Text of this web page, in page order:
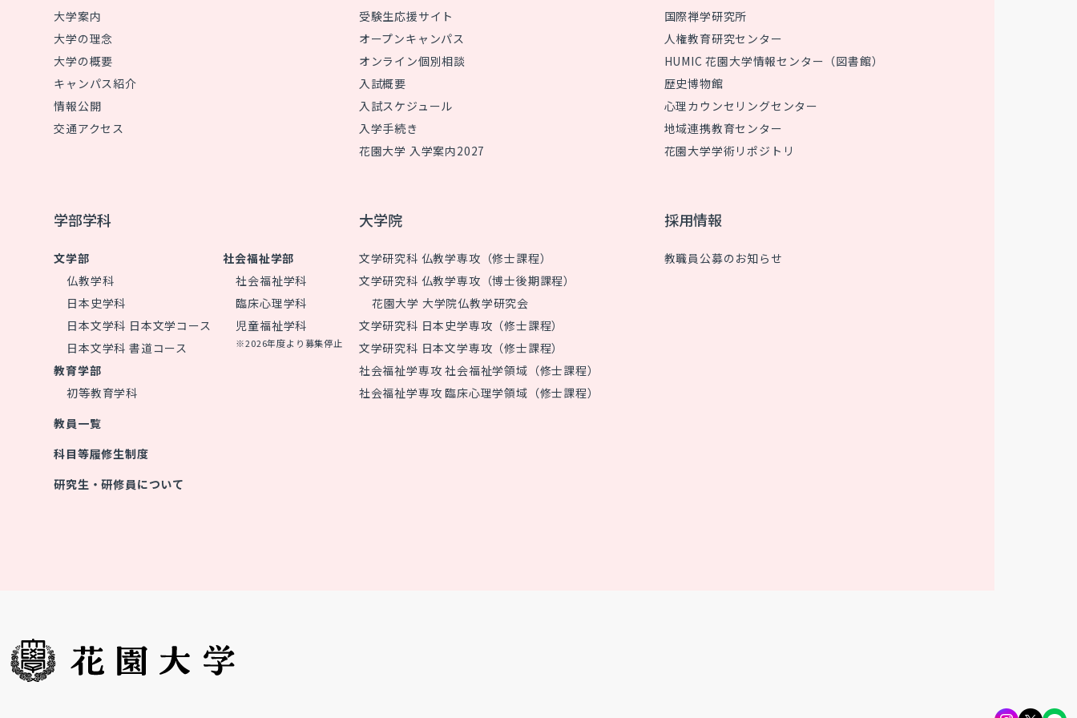
大学案内
大学の理念
大学の概要
キャンパス紹介
情報公開
交通アクセス
受験生応援サイト
オープンキャンパス
オンライン個別相談
入試概要
入試スケジュール
入学手続き
花園大学 入学案内2027
国際禅学研究所
人権教育研究センター
HUMIC 花園大学情報センター（図書館）
歴史博物館
心理カウンセリングセンター
地域連携教育センター
花園大学学術リポジトリ
学部学科
文学部
仏教学科
日本史学科
日本文学科 日本文学コース
日本文学科 書道コース
社会福祉学部
社会福祉学科
臨床心理学科
児童福祉学科
※2026年度より募集停止
教育学部
初等教育学科
教員一覧
科目等履修生制度
研究生・研修員について
大学院
文学研究科 仏教学専攻（修士課程）
文学研究科 仏教学専攻（博士後期課程）
花園大学 大学院仏教学研究会
文学研究科 日本史学専攻（修士課程）
文学研究科 日本文学専攻（修士課程）
社会福祉学専攻 社会福祉学領域（修士課程）
社会福祉学専攻 臨床心理学領域（修士課程）
採用情報
教職員公募のお知らせ